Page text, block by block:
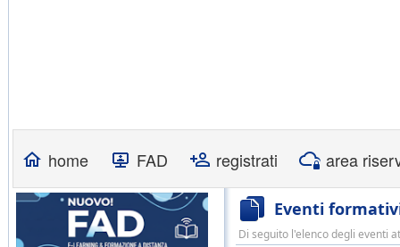
home FAD registrati area
Eventi
Di seguito l'elenco degli eventi